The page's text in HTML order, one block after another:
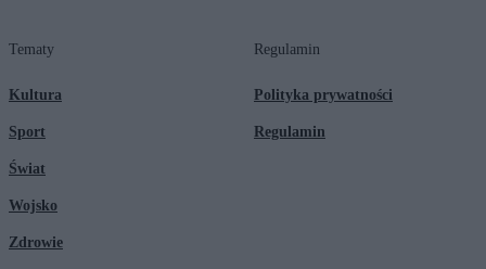
Tematy
Kultura
Sport
Świat
Wojsko
Zdrowie
Regulamin
Polityka prywatności
Regulamin